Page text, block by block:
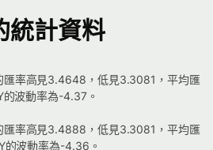
統計資料
匯率高見3.4648，低見3.3081，平均匯
波動率為-4.37。
匯率高見3.4888，低見3.3081，平均匯
波動率為-4.36。